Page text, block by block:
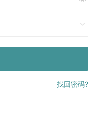
找回密码?